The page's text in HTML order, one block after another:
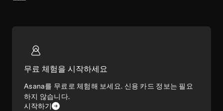
무료 체험을 시작하세요
Asana를 무료로 체험해 보세요. 신용 카드 정보는 필요
하지 않습니다.
시작하기